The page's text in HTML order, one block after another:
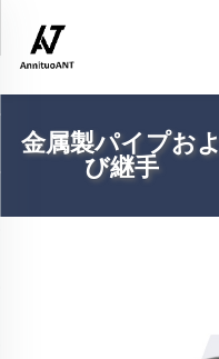
金属製パイプおよ
び継手